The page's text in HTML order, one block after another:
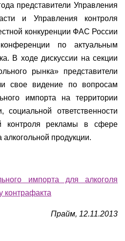
представители Управления
и Управления контроля
конкуренции ФАС России
по актуальным
В ходе дискуссии на секции
рынка» представители
свое видение по вопросам
импорта на территории
социальной ответственности
контроля рекламы в сфере
алкогольной продукции.
импорта для алкоголя
контрафакта
Прайм, 12.11.2013